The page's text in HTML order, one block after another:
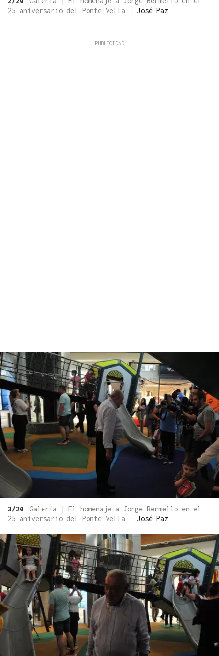
25 aniversario del Ponte Vella
| José Paz
3/20
Galería | El homenaje a Jorge Bermello en el
25 aniversario del Ponte Vella
| José Paz